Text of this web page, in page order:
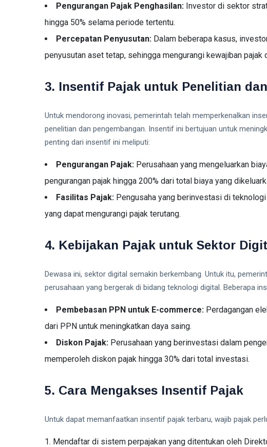
Pengurangan Pajak Penghasilan: Investor di sektor
hingga 50% selama periode tertentu.
Percepatan Penyusutan: Dalam beberapa kasus,
penyusutan aset tetap, sehingga mengurangi kewajiban pajak
3. Insentif Pajak untuk Penelitian
Untuk mendorong inovasi, pemerintah telah memperkenalkan
penelitian dan pengembangan. Insentif ini bertujuan untuk
penting dari insentif ini meliputi:
Pengurangan Pajak: Perusahaan yang mengeluarkan
pengurangan pajak hingga 200% dari total biaya yang
Fasilitas Pajak: Pengusaha yang berinvestasi di
yang dapat mengurangi pajak terutang.
4. Kebijakan Pajak untuk Sektor
Dewasa ini, sektor digital semakin berkembang. Untuk itu,
perusahaan yang bergerak di bidang teknologi digital. Beberapa
Pembebasan PPN untuk E-commerce: Perdagangan
dari PPN untuk meningkatkan daya saing.
Diskon Pajak: Perusahaan yang berinvestasi dalam
memperoleh diskon pajak hingga 30% dari total investasi.
5. Cara Mengakses Insentif Pajak
Untuk dapat memanfaatkan insentif pajak terbaru, wajib pajak
Mendaftar di sistem perpajakan yang ditentukan oleh